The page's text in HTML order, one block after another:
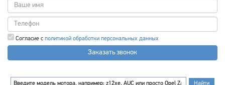
Согласие с политикой обработки персональных данных
Заказать звонок